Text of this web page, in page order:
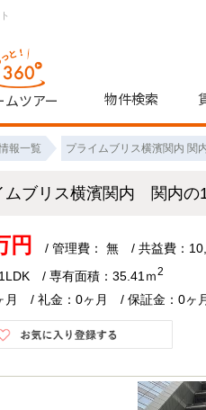
ムツアー 物件検索
報一覧 プライムブリス横濱関内 関
ムブリス横濱関内 関内
円
/ 管理費： 無 / 共益費：
/ 専有面積：35.41ｍ2
月 / 礼金：0ヶ月 / 保証金：0ヶ